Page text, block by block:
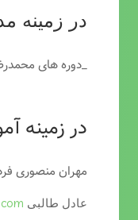
در زمینه
_دوره های
در زمینه
مهران منصوری
عادل طالبی